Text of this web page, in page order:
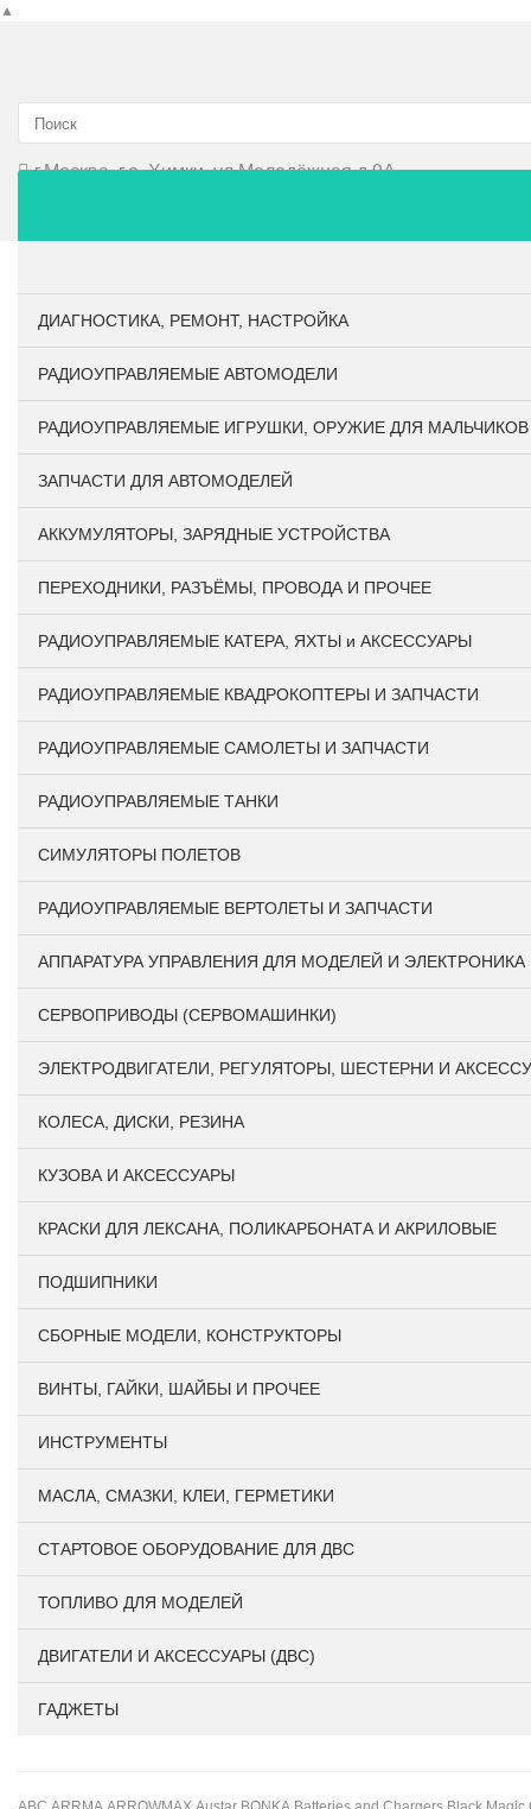
▲
г.Москва, г.о. Химки, ул.Молодёжная д.9А
ДИАГНОСТИКА, РЕМОНТ, НАСТРОЙКА
РАДИОУПРАВЛЯЕМЫЕ АВТОМОДЕЛИ
РАДИОУПРАВЛЯЕМЫЕ ИГРУШКИ, ОРУЖИЕ ДЛЯ МАЛЬЧИКОВ
ЗАПЧАСТИ ДЛЯ АВТОМОДЕЛЕЙ
АККУМУЛЯТОРЫ, ЗАРЯДНЫЕ УСТРОЙСТВА
ПЕРЕХОДНИКИ, РАЗЪЁМЫ, ПРОВОДА И ПРОЧЕЕ
РАДИОУПРАВЛЯЕМЫЕ КАТЕРА, ЯХТЫ и АКСЕССУАРЫ
РАДИОУПРАВЛЯЕМЫЕ КВАДРОКОПТЕРЫ И ЗАПЧАСТИ
РАДИОУПРАВЛЯЕМЫЕ САМОЛЕТЫ И ЗАПЧАСТИ
РАДИОУПРАВЛЯЕМЫЕ ТАНКИ
СИМУЛЯТОРЫ ПОЛЕТОВ
РАДИОУПРАВЛЯЕМЫЕ ВЕРТОЛЕТЫ И ЗАПЧАСТИ
АППАРАТУРА УПРАВЛЕНИЯ ДЛЯ МОДЕЛЕЙ И ЭЛЕКТРОНИКА
СЕРВОПРИВОДЫ (СЕРВОМАШИНКИ)
ЭЛЕКТРОДВИГАТЕЛИ, РЕГУЛЯТОРЫ, ШЕСТЕРНИ И
КОЛЕСА, ДИСКИ, РЕЗИНА
КУЗОВА И АКСЕССУАРЫ
КРАСКИ ДЛЯ ЛЕКСАНА, ПОЛИКАРБОНАТА И АКРИЛОВЫЕ
ПОДШИПНИКИ
CБОРНЫЕ МОДЕЛИ, КОНСТРУКТОРЫ
ВИНТЫ, ГАЙКИ, ШАЙБЫ И ПРОЧЕЕ
ИНСТРУМЕНТЫ
МАСЛА, СМАЗКИ, КЛЕИ, ГЕРМЕТИКИ
СТАРТОВОЕ ОБОРУДОВАНИЕ ДЛЯ ДВС
ТОПЛИВО ДЛЯ МОДЕЛЕЙ
ДВИГАТЕЛИ И АКСЕССУАРЫ (ДВС)
ГАДЖЕТЫ